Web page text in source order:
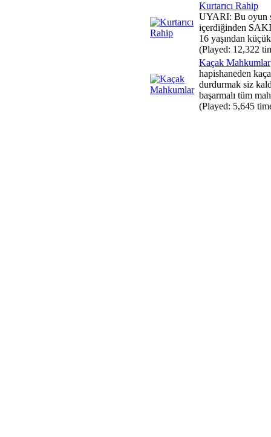
Kurtarıcı Rahip
UYARI: Bu oyun
içerdiğinden
16 yaşından
(Played: 12,322
Kaçak Mahkumlar
hapishaneden
durdurmak siz
başarmalı tüm
(Played: 5,645